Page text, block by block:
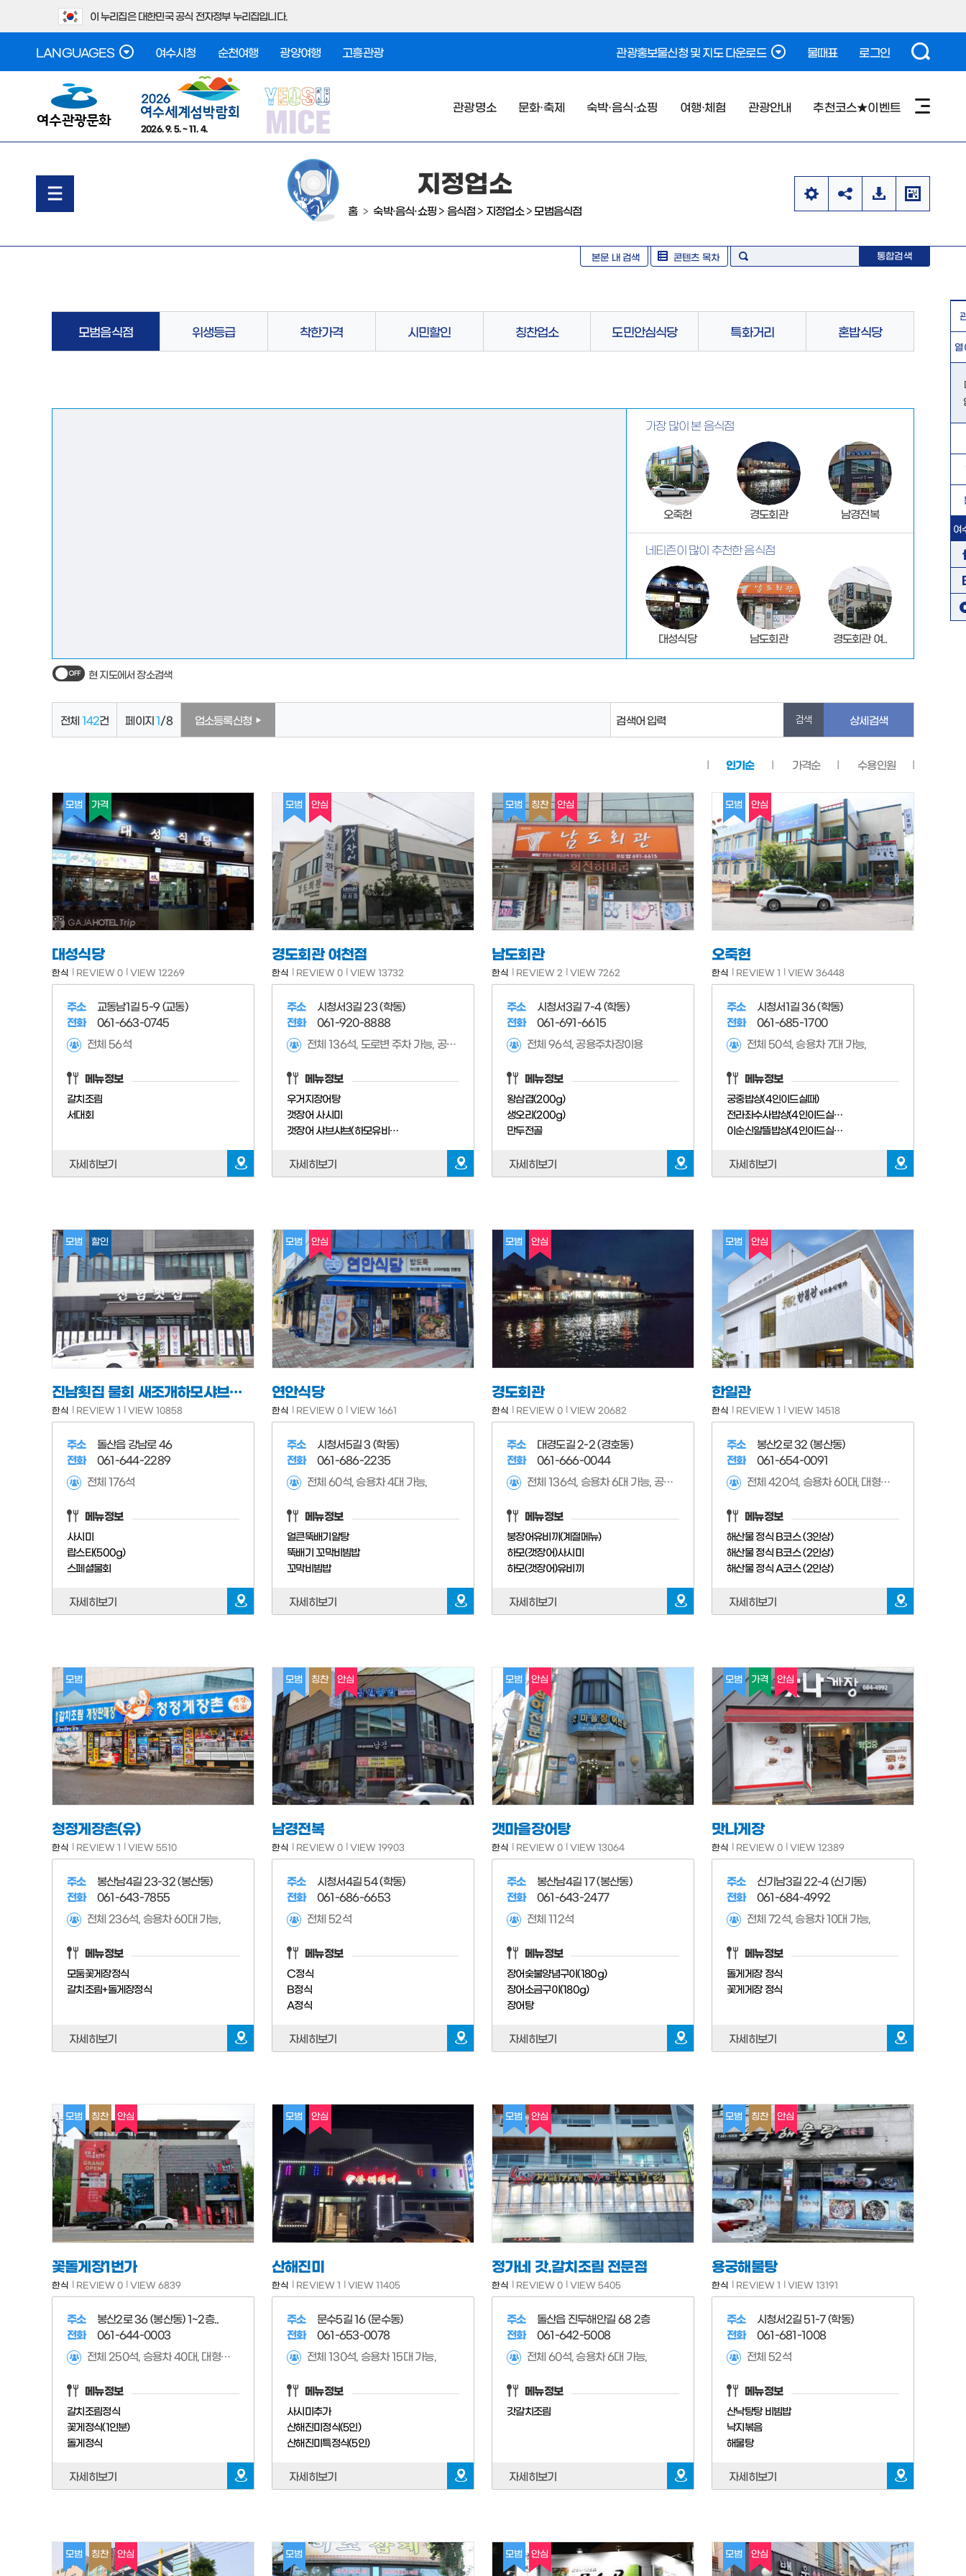
이 누리집은 대한민국 공식 전자정부 누리집입니다.
LANGUAGES 여수시청 순천여행 광양여행 고흥관광 관광홍보물신청 및 지도 다운로드 물때표 로그인
2026. 9. 5. ~ 11. 4.
관광명소 문화·축제 숙박·음식·쇼핑 여행·체험 관광안내 추천코스★이벤트
지정업소
홈 > 숙박·음식·쇼핑 > 음식점 > 지정업소> 모범음식점
본문 내 검색 콘텐츠 목차 통합검색
모범음식점 위생등급 착한가격 시민할인 칭찬업소 도민안심식당 특화거리 혼밥식당
현 지도에서 장소검색
가장 많이 본 음식점
오죽헌 경도회관 남경전복
네티즌이 많이 추천한 음식점
대성식당 남도회관 경도회관 여..
전체 142건 페이지1 /8 업소등록신청 검색어 입력 상세검색
인기순 가격순 수용인원
모범 가격
대성식당
한식 REVIEW 0 VIEW 12269
주소
교동남1길 5-9 (교동)
전화
061-663-0745
전체 56석
메뉴정보
갈치조림
서대회
자세히보기
모범 안심
경도회관 여천점
한식 REVIEW 0 VIEW 13732
주소
시청서3길 23 (학동)
전화
061-920-8888
전체 136석, 도로변 주차 가능, 공용 주차장 사용 가능
메뉴정보
우거지장어탕
갯장어 사시미
갯장어 샤브샤브(하모유비끼)(계절메뉴)
자세히보기
모범 칭찬 안심
남도회관
한식 REVIEW 2 VIEW 7262
주소
시청서3길 7-4 (학동)
전화
061-691-6615
전체 96석, 공용주차장이용
메뉴정보
왕삼겹(200g)
생오리(200g)
만두전골
자세히보기
모범 안심
오죽헌
한식 REVIEW 1 VIEW 36448
주소
시청서1길 36 (학동)
전화
061-685-1700
전체 50석, 승용차 7대 가능,
메뉴정보
궁중밥상(4인이드실때)
전라좌수사밥상(4인이드실때)
이순신알뜰밥상(4인이드실때)
자세히보기
모범 할인
진남횟집 물회 새조개하모샤브샤브 돌산본점
한식 REVIEW 1 VIEW 10858
주소
돌산읍 강남로 46
전화
061-644-2289
전체 176석
메뉴정보
사시미
랍스타(500g)
스페셜물회
자세히보기
모범 안심
연안식당
한식 REVIEW 0 VIEW 1661
주소
시청서5길 3 (학동)
전화
061-686-2235
전체 60석, 승용차 4대 가능,
메뉴정보
얼큰뚝배기알탕
뚝배기 꼬막비빔밥
꼬막비빔밥
자세히보기
모범 안심
경도회관
한식 REVIEW 0 VIEW 20682
주소
대경도길 2-2 (경호동)
전화
061-666-0044
전체 136석, 승용차 6대 가능, 공용주차장 무료
메뉴정보
붕장어유비끼(계절메뉴)
하모(갯장어)사시미
하모(갯장어)유비끼
자세히보기
모범 안심
한일관
한식 REVIEW 1 VIEW 14518
주소
봉산2로 32 (봉산동)
전화
061-654-0091
전체 420석, 승용차 60대, 대형차 4대 가능,
메뉴정보
해산물 정식 B코스 (3인상)
해산물 정식 B코스 (2인상)
해산물 정식 A코스 (2인상)
자세히보기
모범
청정게장촌(유)
한식 REVIEW 1 VIEW 5510
주소
봉산남4길 23-32 (봉산동)
전화
061-643-7855
전체 236석, 승용차 60대 가능,
메뉴정보
모둠꽃게장정식
갈치조림+돌게장정식
자세히보기
모범 칭찬 안심
남경전복
한식 REVIEW 0 VIEW 19903
주소
시청서4길 54 (학동)
전화
061-686-6653
전체 52석
메뉴정보
C정식
B정식
A정식
자세히보기
모범 안심
갯마을장어탕
한식 REVIEW 0 VIEW 13064
주소
봉산남4길 17 (봉산동)
전화
061-643-2477
전체 112석
메뉴정보
장어숯불양념구이(180g)
장어소금구이(180g)
장어탕
자세히보기
모범 가격 안심
맛나게장
한식 REVIEW 0 VIEW 12389
주소
신기남3길 22-4 (신기동)
전화
061-684-4992
전체 72석, 승용차 10대 가능,
메뉴정보
돌게게장 정식
꽃게게장 정식
자세히보기
모범 칭찬 안심
꽃돌게장1번가
한식 REVIEW 0 VIEW 6839
주소
봉산2로 36 (봉산동) 1~2층..
전화
061-644-0003
전체 250석, 승용차 40대, 대형차 4대 가능,
메뉴정보
갈치조림정식
꽃게정식(1인분)
돌게정식
자세히보기
모범 안심
산해진미
한식 REVIEW 1 VIEW 11405
주소
문수5길 16 (문수동)
전화
061-653-0078
전체 130석, 승용차 15대 가능,
메뉴정보
사시미추가
산해진미정식(5인)
산해진미특정식(5인)
자세히보기
모범 안심
정가네 갓.갈치조림 전문점
한식 REVIEW 0 VIEW 5405
주소
돌산읍 진두해안길 68 2층
전화
061-642-5008
전체 60석, 승용차 6대 가능,
메뉴정보
갓갈치조림
자세히보기
모범 칭찬 안심
용궁해물탕
한식 REVIEW 1 VIEW 13191
주소
시청서2길 51-7 (학동)
전화
061-681-1008
전체 52석
메뉴정보
산낙탕탕 비빔밥
낙지볶음
해물탕
자세히보기
모범 칭찬 안심 모범 모범 안심 모범 안심
열
여